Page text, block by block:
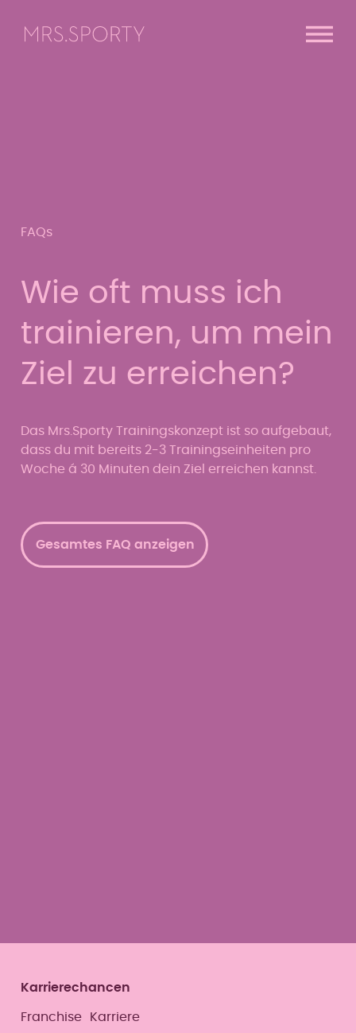
FAQs
Wie oft muss ich
trainieren, um mein
Ziel zu erreichen?
Das Mrs.Sporty Trainingskonzept ist so aufgebaut,
dass du mit bereits 2-3 Trainingseinheiten pro
Woche á 30 Minuten dein Ziel erreichen kannst.
Gesamtes FAQ anzeigen
Karrierechancen
Franchise Karriere